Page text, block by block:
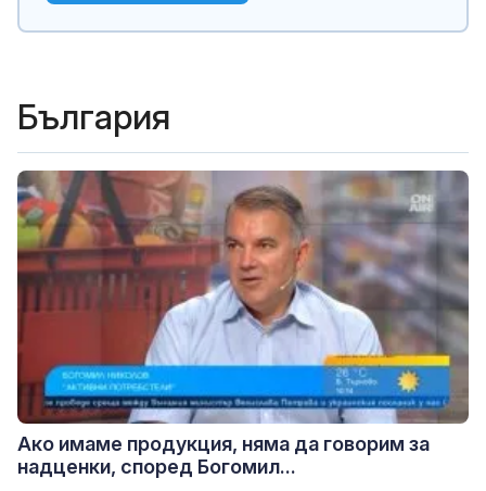
България
Ако имаме продукция, няма да говорим за
надценки, според Богомил...